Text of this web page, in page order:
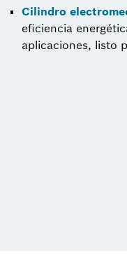
Cilindro
eficiencia
aplicaciones, listo